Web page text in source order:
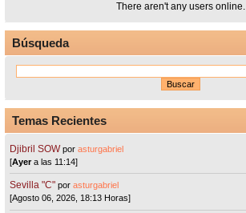
There aren't any users online.
Búsqueda
Temas Recientes
Djibril SOW porasturgabriel
[Ayera las 11:14]
Sevilla "C"porasturgabriel
[Agosto 06, 2026, 18:13 Horas]